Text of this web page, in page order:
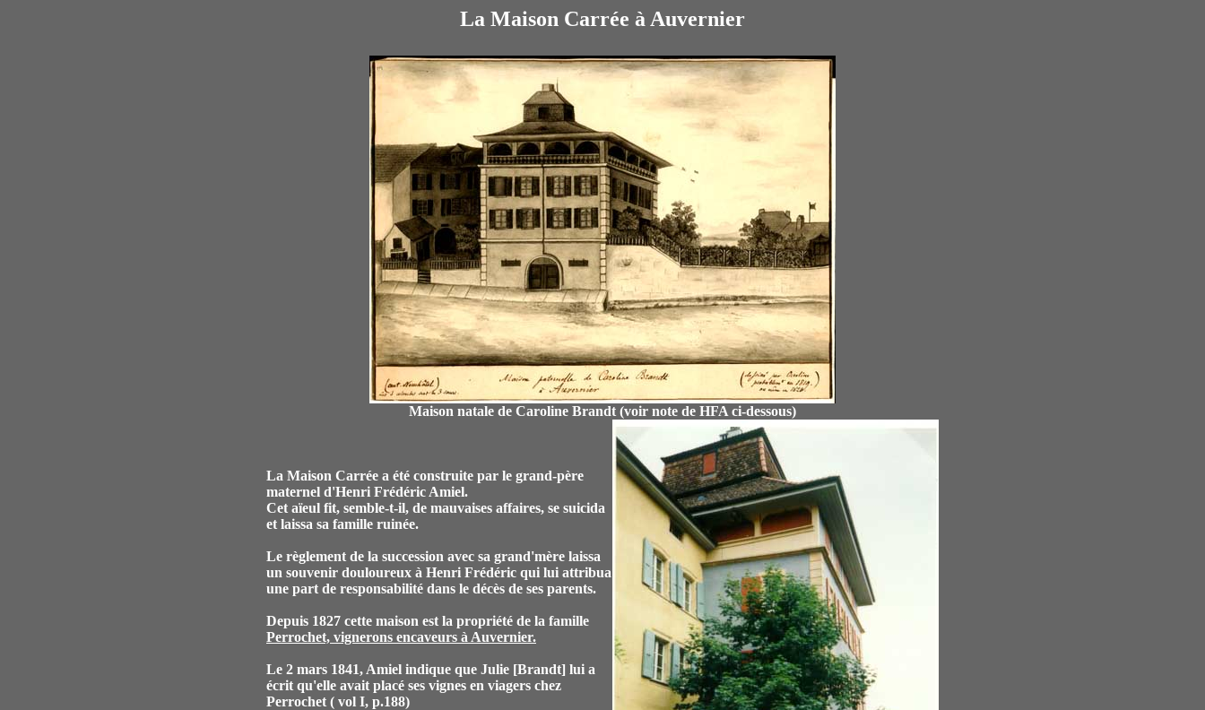
La Maison Carrée à Auvernier
Maison natale de Caroline Brandt (voir note de HFA ci-dessous)
La Maison Carrée a été construite par le grand-père
maternel d'Henri Frédéric Amiel.
Cet aïeul fit, semble-t-il, de mauvaises affaires, se suicida
et laissa sa famille ruinée.
Le règlement de la succession avec sa grand'mère laissa
un souvenir douloureux à Henri Frédéric qui lui attribua
une part de responsabilité dans le décès de ses parents.
Depuis 1827 cette maison est la propriété de la famille
Perrochet, vignerons encaveurs à Auvernier.
Le 2 mars 1841, Amiel indique que Julie [Brandt] lui a
écrit qu'elle avait placé ses vignes en viagers chez
Perrochet ( vol I, p.188)